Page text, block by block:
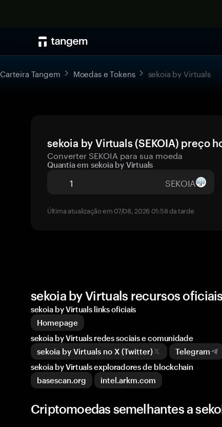
Carteira Tangem Moedas e Tokens sekoia by Virtuals
sekoia by Virtuals (SEKOIA) preço
Converter SEKOIA para sua moeda
Quantia em sekoia by Virtuals
SEKOIA
Última atualização em 07/08, 2026 01:58 da tarde
sekoia by Virtuals recursos
sekoia by Virtuals links oficiais
Homepage
sekoia by Virtuals redes sociais e comunidade
sekoia by Virtuals no X (Twitter)
Telegram
sekoia by Virtuals exploradores de blockchain
basescan.org
intel.arkm.com
Criptomoedas semelhantes a